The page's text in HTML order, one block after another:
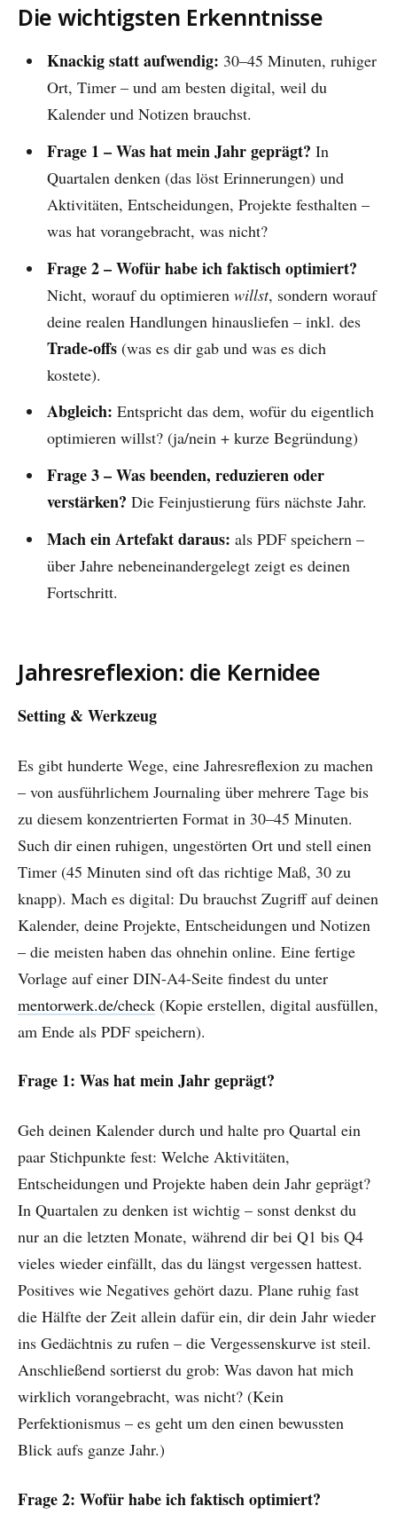
Die wichtigsten Erkenntnisse
Knackig statt aufwendig: 30–45 Minuten, ruhiger
Ort, Timer – und am besten digital, weil du
Kalender und Notizen brauchst.
Frage 1 – Was hat mein Jahr geprägt? In
Quartalen denken (das löst Erinnerungen) und
Aktivitäten, Entscheidungen, Projekte festhalten –
was hat vorangebracht, was nicht?
Frage 2 – Wofür habe ich faktisch optimiert?
Nicht, worauf du optimieren willst, sondern worauf
deine realen Handlungen hinausliefen – inkl. des
Trade-offs(was es dir gab und was es dich
kostete).
Abgleich: Entspricht das dem, wofür du eigentlich
optimieren willst? (ja/nein + kurze Begründung)
Frage 3 – Was beenden, reduzieren oder
verstärken? Die Feinjustierung fürs nächste Jahr.
Mach ein Artefakt daraus: als PDF speichern –
über Jahre nebeneinandergelegt zeigt es deinen
Fortschritt.
Jahresreflexion: die Kernidee
Setting & Werkzeug
Es gibt hunderte Wege, eine Jahresreflexion zu machen
– von ausführlichem Journaling über mehrere Tage bis
zu diesem konzentrierten Format in 30–45 Minuten.
Such dir einen ruhigen, ungestörten Ort und stell einen
Timer (45 Minuten sind oft das richtige Maß, 30 zu
knapp). Mach es digital: Du brauchst Zugriff auf deinen
Kalender, deine Projekte, Entscheidungen und Notizen
– die meisten haben das ohnehin online. Eine fertige
Vorlage auf einer DIN-A4-Seite findest du unter
mentorwerk.de/check (Kopie erstellen, digital ausfüllen,
am Ende als PDF speichern).
Frage 1: Was hat mein Jahr geprägt?
Geh deinen Kalender durch und halte pro Quartal ein
paar Stichpunkte fest: Welche Aktivitäten,
Entscheidungen und Projekte haben dein Jahr geprägt?
In Quartalen zu denken ist wichtig – sonst denkst du
nur an die letzten Monate, während dir bei Q1 bis Q4
vieles wieder einfällt, das du längst vergessen hattest.
Positives wie Negatives gehört dazu. Plane ruhig fast
die Hälfte der Zeit allein dafür ein, dir dein Jahr wieder
ins Gedächtnis zu rufen – die Vergessenskurve ist steil.
Anschließend sortierst du grob: Was davon hat mich
wirklich vorangebracht, was nicht? (Kein
Perfektionismus – es geht um den einen bewussten
Blick aufs ganze Jahr.)
Frage 2: Wofür habe ich faktisch optimiert?